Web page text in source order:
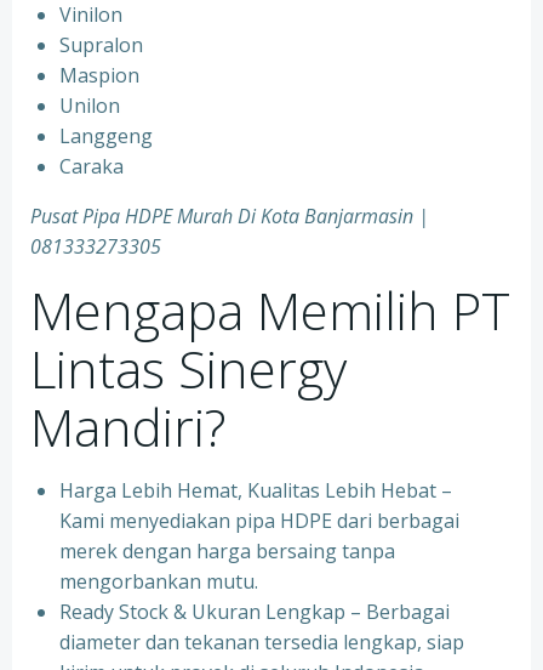
Vinilon
Supralon
Maspion
Unilon
Langgeng
Caraka
Pusat Pipa HDPE Murah Di Kota Banjarmasin |
081333273305
Mengapa Memilih PT
Lintas Sinergy
Mandiri?
Harga Lebih Hemat, Kualitas Lebih Hebat –
Kami menyediakan pipa HDPE dari berbagai
merek dengan harga bersaing tanpa
mengorbankan mutu.
Ready Stock & Ukuran Lengkap – Berbagai
diameter dan tekanan tersedia lengkap, siap